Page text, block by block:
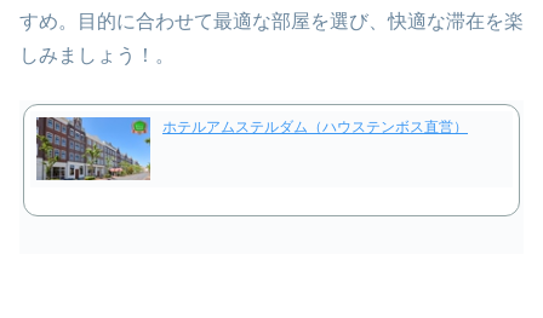
すめ。目的に合わせて最適な部屋を選び、快適な滞在を楽
しみましょう！。
ホテルアムステルダム（ハウステンボス直営）